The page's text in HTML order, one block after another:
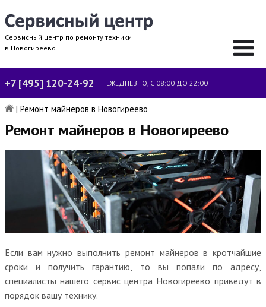
Сервисный центр по ремонту техники
в Новогиреево
+7 [495] 120-24-92 ЕЖЕДНЕВНО, С 08:00 ДО 22:00
| Ремонт майнеров в Новогиреево
Ремонт майнеров в Новогиреево
Если вам нужно выполнить ремонт майнеров в кротчайшие
сроки и получить гарантию, то вы попали по адресу,
специалисты нашего сервис центра Новогиреево приведут в
порядок вашу технику.